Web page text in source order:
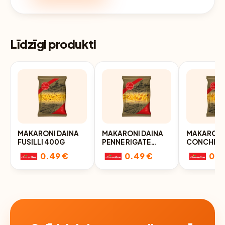
Līdzīgi produkti
MAKARONI DAINA
FUSILLI 400G
0.49 €
MAKARONI DAINA
PENNE RIGATE
0.49 €